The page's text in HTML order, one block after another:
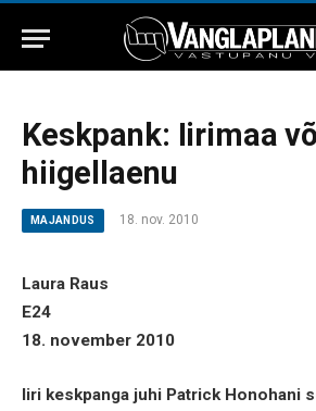
Keskpank: Iirimaa
hiigellaenu
MAJANDUS 18. nov. 2010
Laura Raus
E24
18. november 2010
Iiri keskpanga juhi Patrick Honohani